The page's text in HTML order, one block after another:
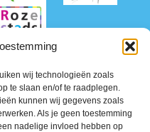
wij technologieën zoals
te slaan en/of te raadplegen.
kunnen wij gegevens zoals
Als je geen toestemming
nadelige invloed hebben op